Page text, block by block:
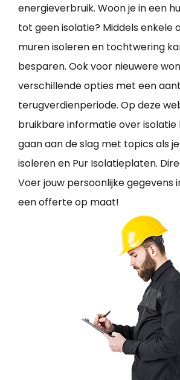
energieverbruik. Woon je in een
tot geen isolatie? Middels enkele
muren isoleren en tochtwering
besparen. Ook voor nieuwere
verschillende opties met een
terugverdienperiode. Op deze
bruikbare informatie over isolatie
gaan aan de slag met topics als
isoleren en Pur Isolatieplaten.
Voer jouw persoonlijke gegevens
een offerte op maat!